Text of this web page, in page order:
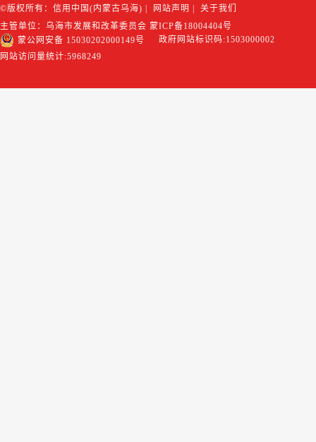
©版权所有：信用中国(内蒙古乌海) 网站声明
关于我们
主管单位：乌海市发展和改革委员会 蒙ICP备18004404号
蒙公网安备 15030202000149号
政府网站标识码:1503000002
网站访问量统计:5968249